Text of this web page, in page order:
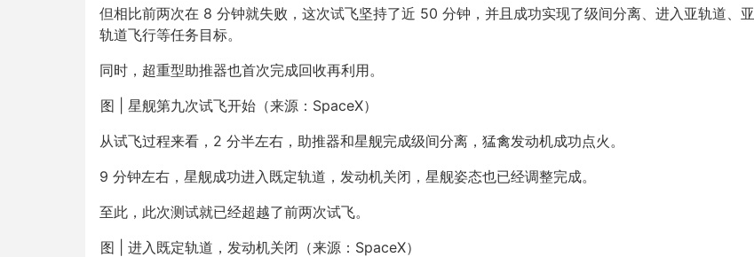
但相比前两次在 8 分钟就失败，这次试飞坚持了近 50 分钟，并且成功实现了级间分离、进入亚轨道、亚
轨道飞行等任务目标。
同时，超重型助推器也首次完成回收再利用。
图 | 星舰第九次试飞开始（来源：SpaceX）
从试飞过程来看，2 分半左右，助推器和星舰完成级间分离，猛禽发动机成功点火。
9 分钟左右，星舰成功进入既定轨道，发动机关闭，星舰姿态也已经调整完成。
至此，此次测试就已经超越了前两次试飞。
图 | 进入既定轨道，发动机关闭（来源：SpaceX）